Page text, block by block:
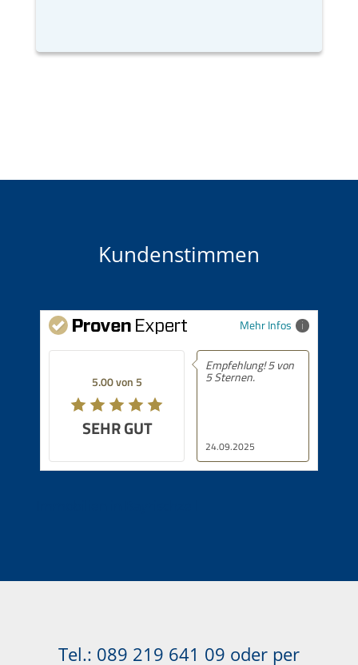
Kundenstimmen
Mehr Infos
5.00 von 5
SEHR GUT
24.09.2025
Empfehlung! 5 von
5 Sternen.
Tel.: 089 219 641 09 oder per